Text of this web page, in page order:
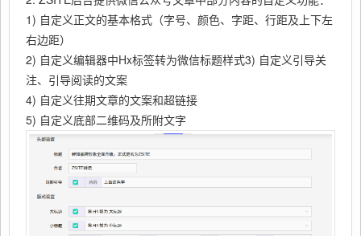
1) 自定义正文的基本格式（字号、颜色、字距、行距及上下左
右边距）
2) 自定义编辑器中Hx标签转为微信标题样式3) 自定义引导关
注、引导阅读的文案
4) 自定义往期文章的文案和超链接
5) 自定义底部二维码及所附文字